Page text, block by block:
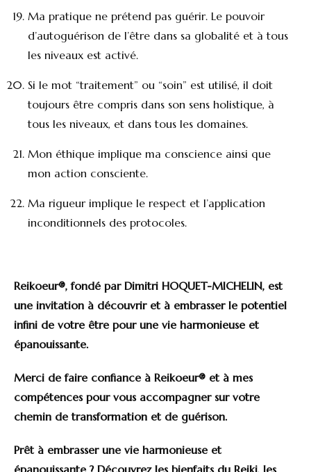
Ma pratique ne prétend pas guérir. Le pouvoir
d’autoguérison de l’être dans sa globalité et à tous
les niveaux est activé.
Si le mot “traitement” ou “soin” est utilisé, il doit
toujours être compris dans son sens holistique, à
tous les niveaux, et dans tous les domaines.
Mon éthique implique ma conscience ainsi que
mon action consciente.
Ma rigueur implique le respect et l’application
inconditionnels des protocoles.
Reikoeur®, fondé par Dimitri HOQUET-MICHELIN, est
une invitation à découvrir et à embrasser le potentiel
infini de votre être pour une vie harmonieuse et
épanouissante.
Merci de faire confiance à Reikoeur® et à mes
compétences pour vous accompagner sur votre
chemin de transformation et de guérison.
Prêt à embrasser une vie harmonieuse et